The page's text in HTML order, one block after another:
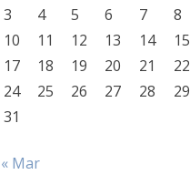
3
4 5 6 7 8
10
11 12 13 14 15
17
18 19 20 21 22
24
25 26 27 28 29
31
« Mar